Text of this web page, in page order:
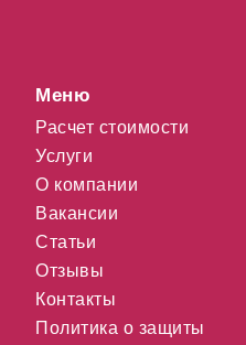
Меню
Расчет стоимости
Услуги
О компании
Вакансии
Статьи
Отзывы
Контакты
Политика о защиты